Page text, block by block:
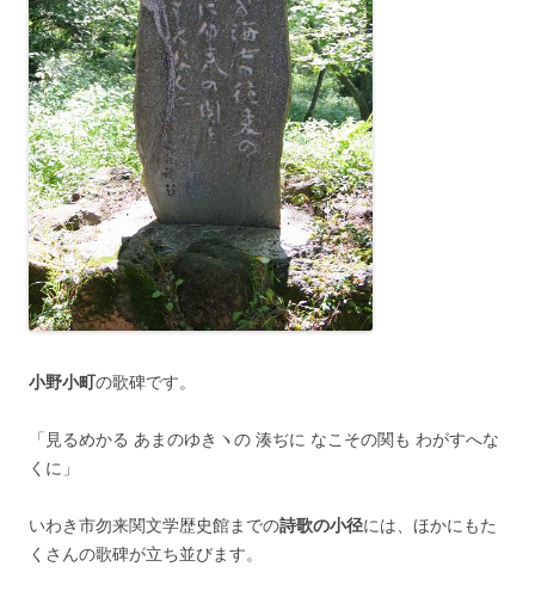
小野小町の歌碑です。
「見るめかる あまのゆきヽの 湊ぢに なこその関も わがすへな
くに」
いわき市勿来関文学歴史館までの詩歌の小径には、ほかにもた
くさんの歌碑が立ち並びます。